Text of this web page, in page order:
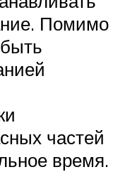
Помимо
частей
время.